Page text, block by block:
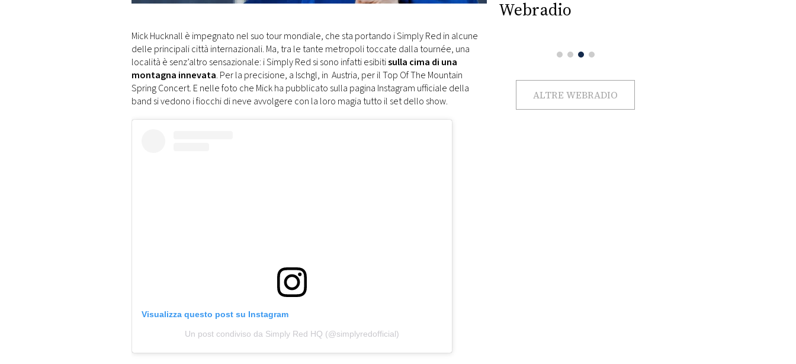
DI
RMC
CONSIGLIA
Mick Hucknall è impegnato nel suo tour mondiale, che sta portando i Simply Red in alcune
delle principali città internazionali. Ma, tra le tante metropoli toccate dalla tournée, una
località è senz’altro sensazionale: i Simply Red si sono infatti esibitisulla cima di una
montagna innevata. Per la precisione, a Ischgl, in Austria, per il Top Of The Mountain
Spring Concert. E nelle foto che Mick ha pubblicato sulla pagina Instagram ufficiale della
band si vedono i fiocchi di neve avvolgere con la loro magia tutto il set dello show.
Visualizza questo post su Instagram
Un post condiviso da Simply Red HQ (@simplyredofficial)
Webradio
ALTRE WEBRADIO